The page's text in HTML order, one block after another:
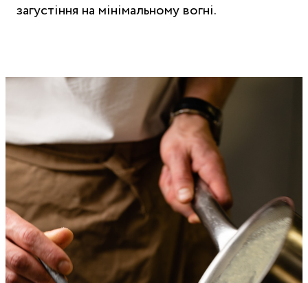
загустіння на мінімальному вогні.